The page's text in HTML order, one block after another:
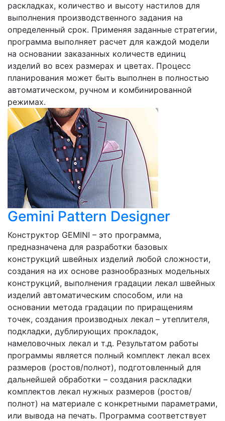
раскладках, количество и высоту настилов для
выполнения производственного задания на
определенный срок. Применяя заданные стратегии,
программа выполняет расчет для каждой модели
на основании заказанных количеств единиц
изделий во всех размерах и цветах. Процесс
планирования может быть выполнен в полностью
автоматическом, ручном и комбинированной
режимах.
Gemini Pattern Designer
Конструктор GEMINI – это программа,
предназначена для разработки базовых
конструкций швейных изделий любой сложности,
создания на их основе разнообразных модельных
конструкций, выполнения градации лекал швейных
изделий автоматическим способом, или на
основании метода градации по приращениям
точек, создания производных лекал – утеплителя,
подкладки, дублирующих прокладок,
намеловочных лекал и т.д. Результатом работы
программы является полный комплект лекал всех
размеров (ростов/полнот), подготовленный для
дальнейшей обработки – создания раскладки
комплектов лекал нужных размеров (ростов/
полнот) на материале с конкретными параметрами,
или вывода на печать. Программа соответствует